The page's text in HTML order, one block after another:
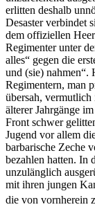
erlitten deshalb
Desaster verbindet
dem offiziellen
Regimenter unter
alles“ gegen die
und (sie) nahmen“.
Regimentern, man
übersah,
älterer Jahrgänge
Front schwer
Jugend vor allem
barbarische Zeche
bezahlen hatten. In
unzulänglich
mit ihren jungen
die von vornherein